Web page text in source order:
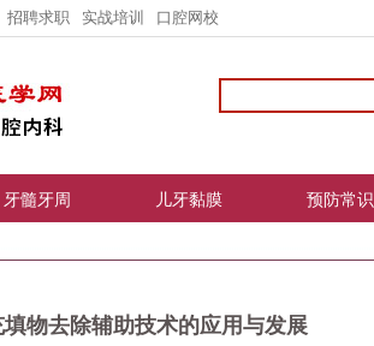
招聘求职 实战培训 口腔网校
牙髓牙周 儿牙黏膜 预防常识
物去除辅助技术的应用与发展